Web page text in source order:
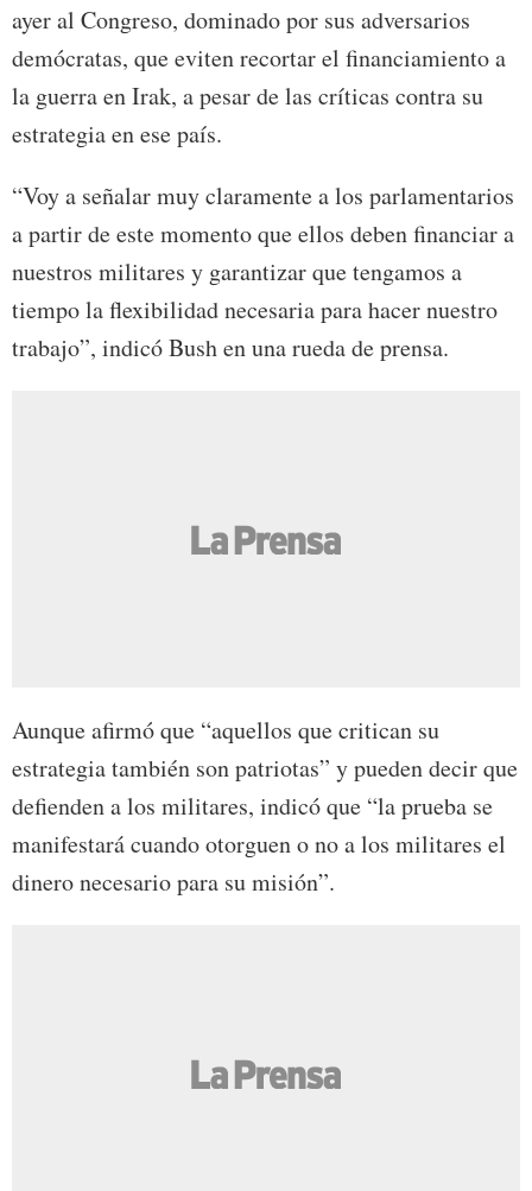
ayer al Congreso, dominado por sus adversarios
demócratas, que eviten recortar el financiamiento a
la guerra en Irak, a pesar de las críticas contra su
estrategia en ese país.
“Voy a señalar muy claramente a los parlamentarios
a partir de este momento que ellos deben financiar a
nuestros militares y garantizar que tengamos a
tiempo la flexibilidad necesaria para hacer nuestro
trabajo”, indicó Bush en una rueda de prensa.
Aunque afirmó que “aquellos que critican su
estrategia también son patriotas” y pueden decir que
defienden a los militares, indicó que “la prueba se
manifestará cuando otorguen o no a los militares el
dinero necesario para su misión”.